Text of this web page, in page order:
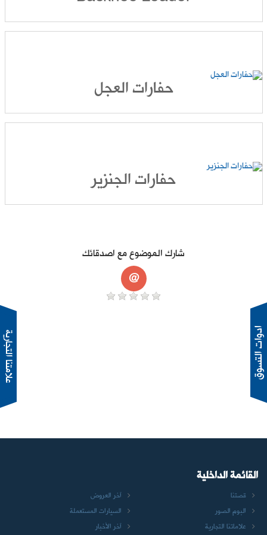
حفارات العجل
حفارات الجنزير
شارك الموضوع مع اصدقائك
@
القائمة الداخلية
قصتنا
آخر العروض
البوم الصور
السيارات المستعملة
علاماتنا التجارية
آخر الأخبار
ادوات التسوق